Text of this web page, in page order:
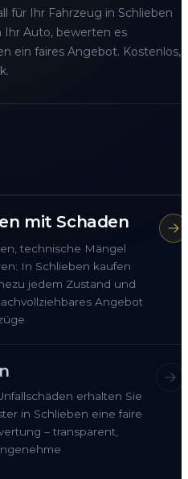
für Ihr Fahrzeug in Schlieben
Ihr Auto, bewerten es
ein faires Angebot. Kostenlos,
mit Schaden
technische Mängel
In Schlieben kaufen
jedem Zustand und
Angebot
erhalten Sie
in Schlieben eine faire
– transparent,